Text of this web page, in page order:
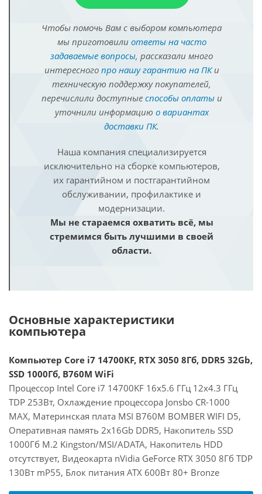
Чтобы помочь Вам с выбором компьютера
мы приготовили ответы на часто
задаваемые вопросы, рассказали много
интересного про нашу гарантию на ПКи
техническую поддержку покупателей,
перечислили доступные способы оплатыи
уточнили информацию о вариантах
доставки ПК.
Наша компания специализируется
исключительно на сборке компьютеров,
их гарантийном и постгарантийном
обслуживании, профилактике и
модернизации.
Мы не стараемся охватить всё, мы
стремимся быть лучшими в своей
области.
Основные характеристики
компьютера
Компьютер Core i7 14700KF, RTX 3050 8Гб, DDR5 32Gb,
SSD 1000Гб, B760M WiFi
Процессор Intel Core i7 14700KF 16x5.6 ГГц 12x4.3 ГГц
TDP 253Вт, Охлаждение процессора Jonsbo CR-1000
MAX, Материнская плата MSI B760M BOMBER WIFI D5,
Оперативная память 2x16Gb DDR5, Накопитель SSD
1000Гб M.2 Kingston/MSI/ADATA, Накопитель HDD
отсутствует, Видеокарта nVidia GeForce RTX 3050 8Гб TDP
130Вт mP55, Блок питания ATX 600Вт 80+ Bronze